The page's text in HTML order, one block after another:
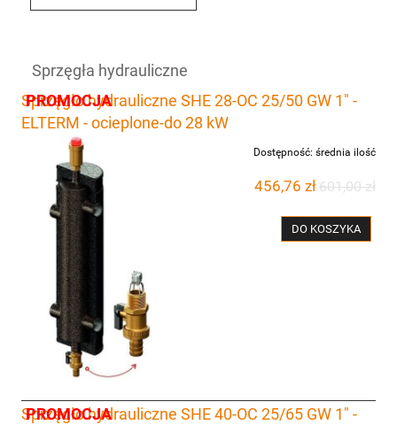
Sprzęgła hydrauliczne
Sprzęgło hydrauliczne SHE 28-OC 25/50 GW 1" -
ELTERM - ocieplone-do 28 kW
Dostępność: średnia ilość
456,76 zł601,00 zł
DO KOSZYKA
PROMOCJA
Sprzęgło hydrauliczne SHE 40-OC 25/65 GW 1" -
PROMOCJA